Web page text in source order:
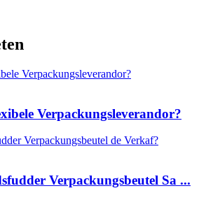
Verpackungsleverandor?
Verpackungsbeutel Sa ...